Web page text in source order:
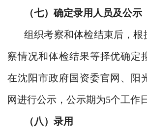
（七）确定录用人员及公示
组织考察和体检结束后，根
察情况和体检结果等择优确定
在沈阳市政府国资委官网、阳
网进行公示，公示期为5个工作日
（八）录用